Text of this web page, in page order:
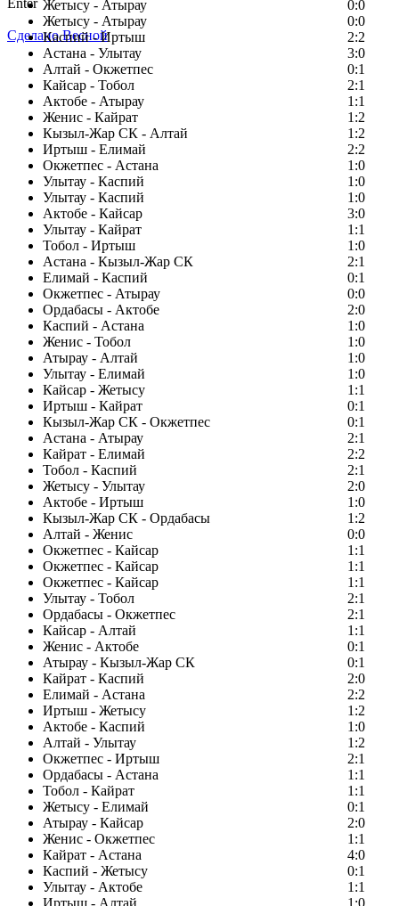
Жетысу - Атырау
0:0
Жетысу - Атырау
0:0
Каспий - Иртыш
2:2
Астана - Улытау
3:0
Алтай - Окжетпес
0:1
Кайсар - Тобол
2:1
Актобе - Атырау
1:1
Женис - Кайрат
1:2
Кызыл-Жар СК - Алтай
1:2
Иртыш - Елимай
2:2
Окжетпес - Астана
1:0
Улытау - Каспий
1:0
Улытау - Каспий
1:0
Актобе - Кайсар
3:0
Улытау - Кайрат
1:1
Тобол - Иртыш
1:0
Астана - Кызыл-Жар СК
2:1
Елимай - Каспий
0:1
Окжетпес - Атырау
0:0
Ордабасы - Актобе
2:0
Каспий - Астана
1:0
Женис - Тобол
1:0
Атырау - Алтай
1:0
Улытау - Елимай
1:0
Кайсар - Жетысу
1:1
Иртыш - Кайрат
0:1
Кызыл-Жар СК - Окжетпес
0:1
Астана - Атырау
2:1
Кайрат - Елимай
2:2
Тобол - Каспий
2:1
Жетысу - Улытау
2:0
Актобе - Иртыш
1:0
Кызыл-Жар СК - Ордабасы
1:2
Алтай - Женис
0:0
Окжетпес - Кайсар
1:1
Окжетпес - Кайсар
1:1
Окжетпес - Кайсар
1:1
Улытау - Тобол
2:1
Ордабасы - Окжетпес
2:1
Кайсар - Алтай
1:1
Женис - Актобе
0:1
Атырау - Кызыл-Жар СК
0:1
Кайрат - Каспий
2:0
Елимай - Астана
2:2
Иртыш - Жетысу
1:2
Актобе - Каспий
1:0
Алтай - Улытау
1:2
Окжетпес - Иртыш
2:1
Ордабасы - Астана
1:1
Тобол - Кайрат
1:1
Жетысу - Елимай
0:1
Атырау - Кайсар
2:0
Женис - Окжетпес
1:1
Кайрат - Астана
4:0
Каспий - Жетысу
0:1
Улытау - Актобе
1:1
Enter
Сделано Весной